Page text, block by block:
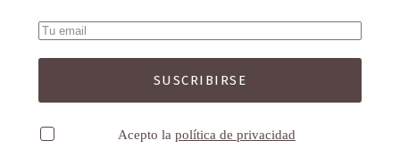
SUSCRIBIRSE
Acepto la política de privacidad